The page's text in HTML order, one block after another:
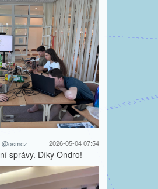
2026-05-04 07:54
@osmcz
správy. Díky Ondro!